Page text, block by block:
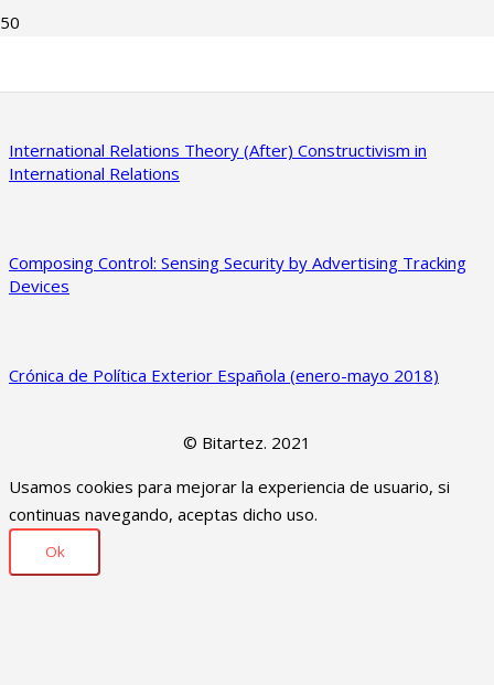
International Relations Theory (After) Constructivism in
International Relations
Composing Control: Sensing Security by Advertising Tracking
Devices
Crónica de Política Exterior Española (enero-mayo 2018)
© Bitartez. 2021
Usamos cookies para mejorar la experiencia de usuario, si
continuas navegando, aceptas dicho uso.
Ok